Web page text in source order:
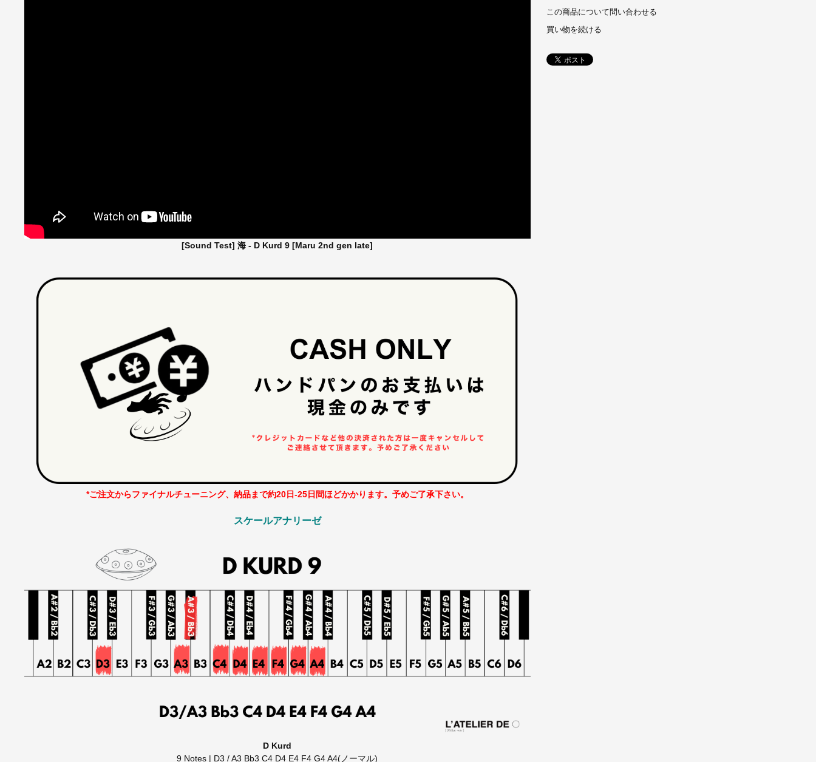
[Sound Test] 海 - D Kurd 9 [Maru 2nd gen late]
*ご注文からファイナルチューニング、納品まで約20日-25日間ほどかかります。予めご了承下さい。
スケールアナリーゼ
D Kurd
9 Notes | D3 / A3 Bb3 C4 D4 E4 F4 G4 A4(ノーマル)
この商品について問い合わせる
買い物を続ける